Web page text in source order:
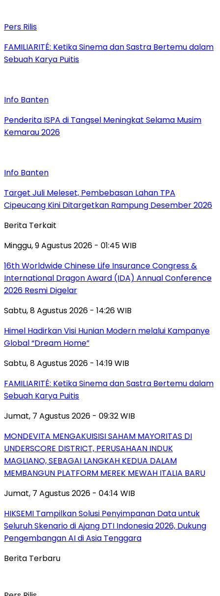
Pers Rilis
FAMILIARITÉ: Ketika Sinema dan Sastra Bertemu dalam
Sebuah Karya Puitis
Info Banten
Penderita ISPA di Tangsel Meningkat Selama Musim
Kemarau 2026
Info Banten
Target Juli Meleset, Pembebasan Lahan TPA
Cipeucang Kini Ditargetkan Rampung Desember 2026
Berita Terkait
Minggu, 9 Agustus 2026 - 01:45 WIB
16th Worldwide Chinese Life Insurance Congress &
International Dragon Award (IDA) Annual Conference
2026 Resmi Digelar
Sabtu, 8 Agustus 2026 - 14:26 WIB
Himel Hadirkan Visi Hunian Modern melalui Kampanye
Global “Dream Home”
Sabtu, 8 Agustus 2026 - 14:19 WIB
FAMILIARITÉ: Ketika Sinema dan Sastra Bertemu dalam
Sebuah Karya Puitis
Jumat, 7 Agustus 2026 - 09:32 WIB
MONDEVITA MENGAKUISISI SAHAM MAYORITAS DI
UNDERSCORE DISTRICT, PERUSAHAAN INDUK
MAGLIANO, SEBAGAI LANGKAH KEDUA DALAM
MEMBANGUN PLATFORM MEREK MEWAH ITALIA BARU
Jumat, 7 Agustus 2026 - 04:14 WIB
HIKSEMI Tampilkan Solusi Penyimpanan Data untuk
Seluruh Skenario di Ajang DTI Indonesia 2026, Dukung
Pengembangan AI di Asia Tenggara
Berita Terbaru